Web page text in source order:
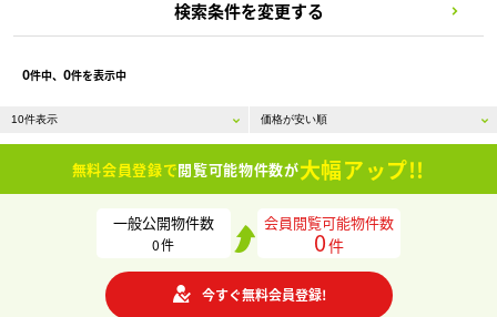
検索条件を変更する
0件中、 0件を表示中
無料会員登録で閲覧可能物件数が大幅アップ!!
一般公開物件数
0件
会員閲覧可能物件数
0件
今すぐ無料会員登録!